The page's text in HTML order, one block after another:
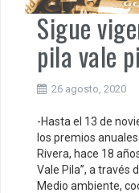
Sigue
pila vale
26 agosto, 2020
-Hasta el 13 de
los premios
Rivera, hace 18
Vale Pila”, a través
Medio ambiente,